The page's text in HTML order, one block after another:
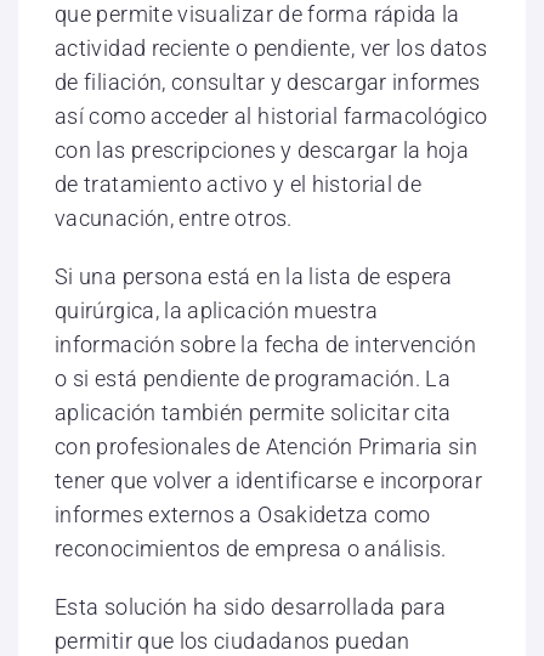
que permite visualizar de forma rápida la
actividad reciente o pendiente, ver los datos
de filiación, consultar y descargar informes
así como acceder al historial farmacológico
con las prescripciones y descargar la hoja
de tratamiento activo y el historial de
vacunación, entre otros.
Si una persona está en la lista de espera
quirúrgica, la aplicación muestra
información sobre la fecha de intervención
o si está pendiente de programación. La
aplicación también permite solicitar cita
con profesionales de Atención Primaria sin
tener que volver a identificarse e incorporar
informes externos a Osakidetza como
reconocimientos de empresa o análisis.
Esta solución ha sido desarrollada para
permitir que los ciudadanos puedan